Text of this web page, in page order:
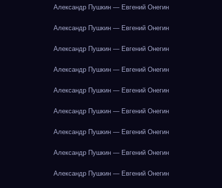
Александр Пушкин — Евгений Онегин
Александр Пушкин — Евгений Онегин
Александр Пушкин — Евгений Онегин
Александр Пушкин — Евгений Онегин
Александр Пушкин — Евгений Онегин
Александр Пушкин — Евгений Онегин
Александр Пушкин — Евгений Онегин
Александр Пушкин — Евгений Онегин
Александр Пушкин — Евгений Онегин